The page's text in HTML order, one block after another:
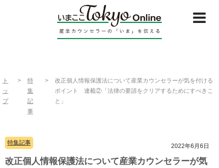
ト
ッ
プ
>
特
集
記
事
>
改正個人情報保護法について産業カウンセラーが気を付ける
ポイント 連載②「法律の要請をクリアするためにすべきこ
と」
特集記事
改正個人情報保護法について産業カウンセラーが気
2022年6月6日